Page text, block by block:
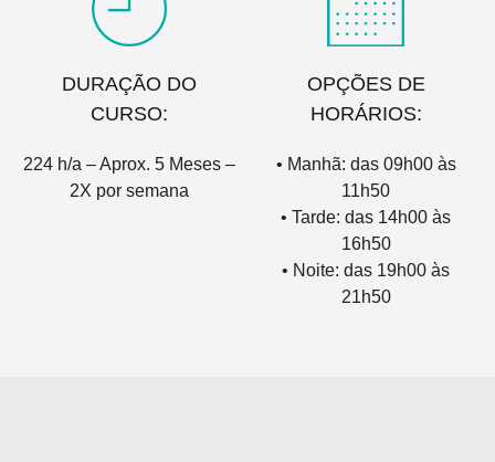
DURAÇÃO DO
CURSO:
224 h/a – Aprox. 5 Meses –
2X por semana
OPÇÕES DE
HORÁRIOS:
• Manhã: das 09h00 às
11h50
• Tarde: das 14h00 às
16h50
• Noite: das 19h00 às
21h50